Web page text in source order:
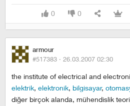
0 0
armour
#517383 · 26.03.2007 02:30
the institute of electrical and
elektrik, elektronik, bilgisayar,
diğer birçok alanda, mühendislik teori